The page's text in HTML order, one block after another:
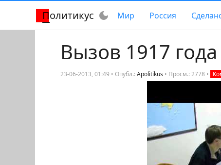
Политикус dark_mode Мир Россия
Вызов 1917 года
23-06-2013, 01:49 • Опубл.:Apolitikus • Просм.: 2778 •